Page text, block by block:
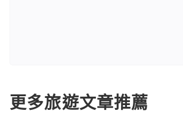
更多旅遊文章推薦